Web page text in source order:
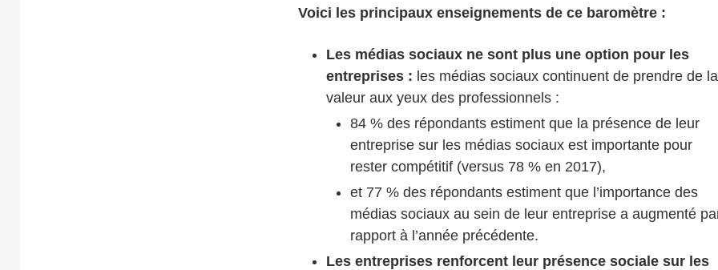
Voici les principaux enseignements de ce baromètre :
Les médias sociaux ne sont plus une option pour les
entreprises : les médias sociaux continuent de prendre de la
valeur aux yeux des professionnels :
84 % des répondants estiment que la présence de leur
entreprise sur les médias sociaux est importante pour
rester compétitif (versus 78 % en 2017),
et 77 % des répondants estiment que l’importance des
médias sociaux au sein de leur entreprise a augmenté
rapport à l’année précédente.
Les entreprises renforcent leur présence sociale sur les